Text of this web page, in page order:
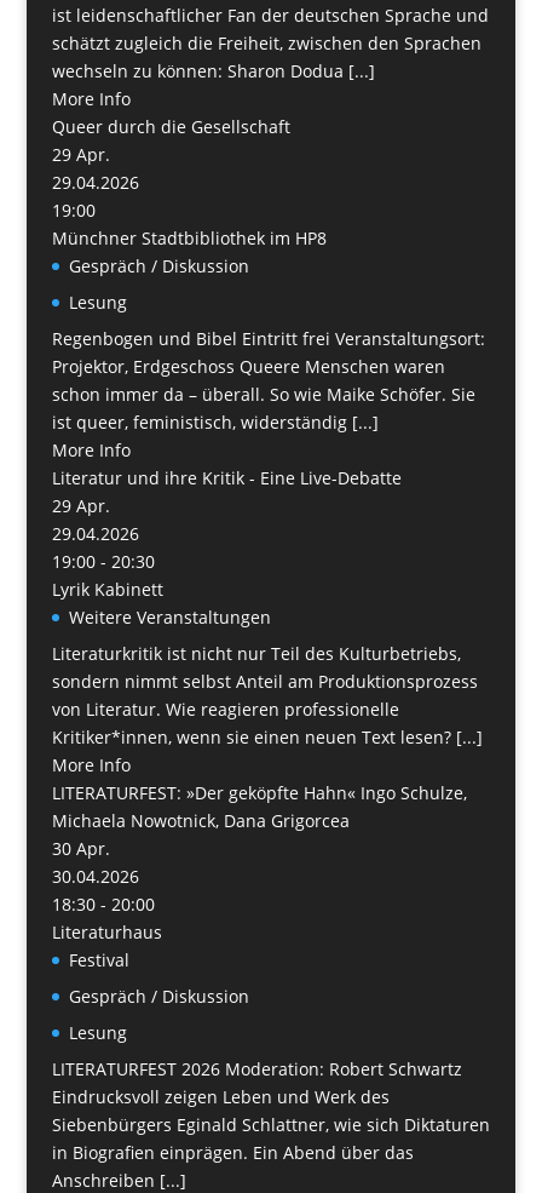
ist leidenschaftlicher Fan der deutschen Sprache und
schätzt zugleich die Freiheit, zwischen den Sprachen
wechseln zu können: Sharon Dodua [...]
More Info
Queer durch die Gesellschaft
29 Apr.
29.04.2026
19:00
Münchner Stadtbibliothek im HP8
Gespräch / Diskussion
Lesung
Regenbogen und Bibel Eintritt frei Veranstaltungsort:
Projektor, Erdgeschoss Queere Menschen waren
schon immer da – überall. So wie Maike Schöfer. Sie
ist queer, feministisch, widerständig [...]
More Info
Literatur und ihre Kritik - Eine Live-Debatte
29 Apr.
29.04.2026
19:00 - 20:30
Lyrik Kabinett
Weitere Veranstaltungen
Literaturkritik ist nicht nur Teil des Kulturbetriebs,
sondern nimmt selbst Anteil am Produktionsprozess
von Literatur. Wie reagieren professionelle
Kritiker*innen, wenn sie einen neuen Text lesen? [...]
More Info
LITERATURFEST: »Der geköpfte Hahn« Ingo Schulze,
Michaela Nowotnick, Dana Grigorcea
30 Apr.
30.04.2026
18:30 - 20:00
Literaturhaus
Festival
Gespräch / Diskussion
Lesung
LITERATURFEST 2026 Moderation: Robert Schwartz
Eindrucksvoll zeigen Leben und Werk des
Siebenbürgers Eginald Schlattner, wie sich Diktaturen
in Biografien einprägen. Ein Abend über das
Anschreiben [...]